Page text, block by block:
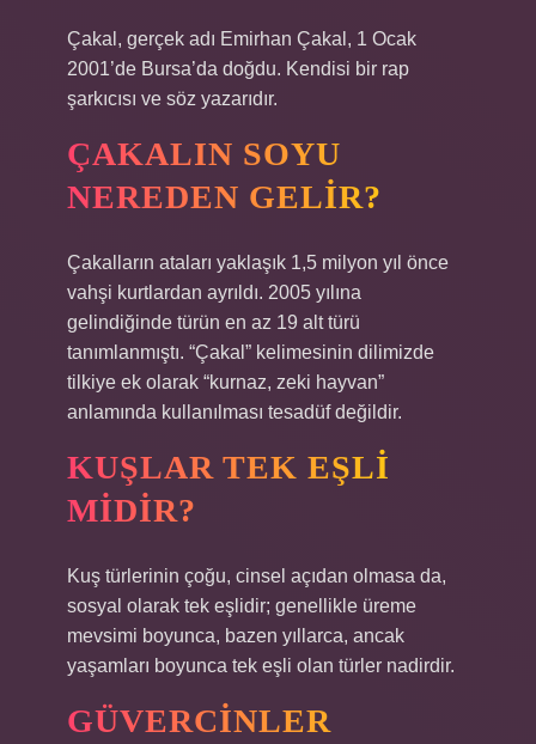
Çakal, gerçek adı Emirhan Çakal, 1 Ocak
2001’de Bursa’da doğdu. Kendisi bir rap
şarkıcısı ve söz yazarıdır.
ÇAKALIN SOYU
NEREDEN GELIR?
Çakalların ataları yaklaşık 1,5 milyon yıl önce
vahşi kurtlardan ayrıldı. 2005 yılına
gelindiğinde türün en az 19 alt türü
tanımlanmıştı. “Çakal” kelimesinin dilimizde
tilkiye ek olarak “kurnaz, zeki hayvan”
anlamında kullanılması tesadüf değildir.
KUŞLAR TEK EŞLI
MIDIR?
Kuş türlerinin çoğu, cinsel açıdan olmasa da,
sosyal olarak tek eşlidir; genellikle üreme
mevsimi boyunca, bazen yıllarca, ancak
yaşamları boyunca tek eşli olan türler nadirdir.
GÜVERCINLER